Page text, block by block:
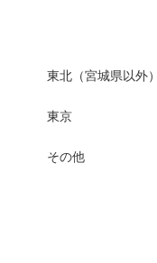
東北（宮城県以外）
東京
その他